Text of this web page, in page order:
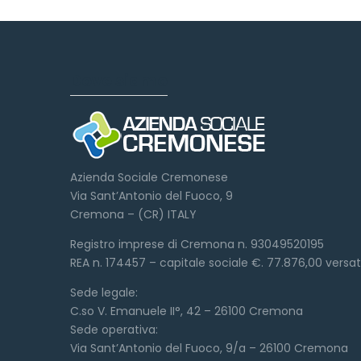
Azienda Sociale Cremonese
Via Sant’Antonio del Fuoco, 9
Cremona – (CR) ITALY
Registro imprese di Cremona n. 93049520195
REA n. 174457 – capitale sociale €. 77.876,00
Sede legale:
C.so V. Emanuele II°, 42 – 26100 Cremona
Sede operativa:
Via Sant’Antonio del Fuoco, 9/a – 26100 Cremona